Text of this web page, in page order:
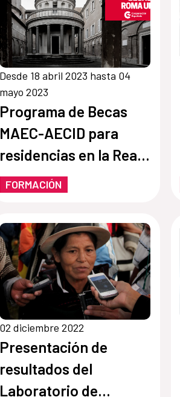
Desde 18 abril 2023 hasta 04
mayo 2023
Programa de Becas
MAEC-AECID para
residencias en la Real
Academia de España
en Roma
FORMACIÓN
02 diciembre 2022
Presentación de
resultados del
Laboratorio de